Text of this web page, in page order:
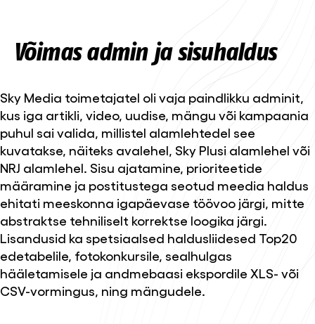
Võimas admin ja sisuhaldus
Sky Media toimetajatel oli vaja paindlikku adminit,
kus iga artikli, video, uudise, mängu või kampaania
puhul sai valida, millistel alamlehtedel see
kuvatakse, näiteks avalehel, Sky Plusi alamlehel või
NRJ alamlehel. Sisu ajatamine, prioriteetide
määramine ja postitustega seotud meedia haldus
ehitati meeskonna igapäevase töövoo järgi, mitte
abstraktse tehniliselt korrektse loogika järgi.
Lisandusid ka spetsiaalsed haldusliidesed Top20
edetabelile, fotokonkursile, sealhulgas
hääletamisele ja andmebaasi ekspordile XLS- või
CSV-vormingus, ning mängudele.